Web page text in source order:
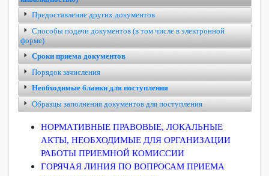
иностранных граждан, лиц без гражданства, в том числе
соотечественников, проживающих за рубежем
Перечень документов для поступленияна обучение по
основным программам ПО
инвалидностью)
Предоставление других документов
Способы подачи документов (в том числе в электронной
форме)
Сроки приема документов
Порядок зачисления
Необходимые бланки для поступления
Образцы заполнения документов для поступления